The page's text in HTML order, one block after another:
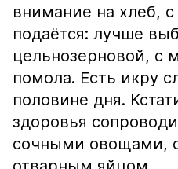
внимание на хлеб,
подаётся: лучше
цельнозерновой, с
помола. Есть икру
половине дня.
здоровья
сочными овощами,